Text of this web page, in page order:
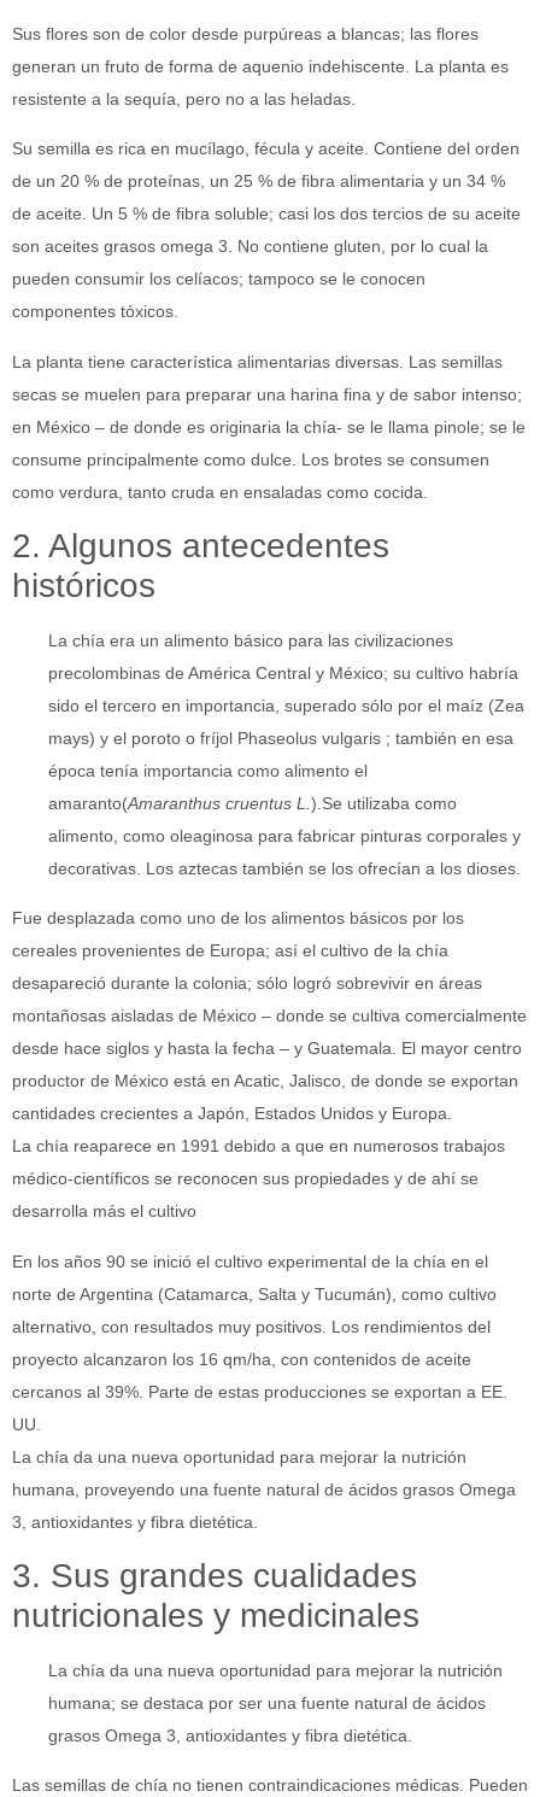
Sus flores son de color desde purpúreas a blancas; las flores
generan un fruto de forma de aquenio indehiscente. La planta es
resistente a la sequía, pero no a las heladas.
Su semilla es rica en mucílago, fécula y aceite. Contiene del orden
de un 20 % de proteínas, un 25 % de fibra alimentaria y un 34 %
de aceite. Un 5 % de fibra soluble; casi los dos tercios de su aceite
son aceites grasos omega 3. No contiene gluten, por lo cual la
pueden consumir los celíacos; tampoco se le conocen
componentes tóxicos.
La planta tiene característica alimentarias diversas. Las semillas
secas se muelen para preparar una harina fina y de sabor intenso;
en México – de donde es originaria la chía- se le llama pinole; se le
consume principalmente como dulce. Los brotes se consumen
como verdura, tanto cruda en ensaladas como cocida.
2. Algunos antecedentes
históricos
La chía era un alimento básico para las civilizaciones
precolombinas de América Central y México; su cultivo habría
sido el tercero en importancia, superado sólo por el maíz (Zea
mays) y el poroto o fríjol Phaseolus vulgaris ; también en esa
época tenía importancia como alimento el
amaranto(Amaranthus cruentus L. ).Se utilizaba como
alimento, como oleaginosa para fabricar pinturas corporales y
decorativas. Los aztecas también se los ofrecían a los dioses.
Fue desplazada como uno de los alimentos básicos por los
cereales provenientes de Europa; así el cultivo de la chía
desapareció durante la colonia; sólo logró sobrevivir en áreas
montañosas aisladas de México – donde se cultiva comercialmente
desde hace siglos y hasta la fecha – y Guatemala. El mayor centro
productor de México está en Acatic, Jalisco, de donde se exportan
cantidades crecientes a Japón, Estados Unidos y Europa.
La chía reaparece en 1991 debido a que en numerosos trabajos
médico-científicos se reconocen sus propiedades y de ahí se
desarrolla más el cultivo
En los años 90 se inició el cultivo experimental de la chía en el
norte de Argentina (Catamarca, Salta y Tucumán), como cultivo
alternativo, con resultados muy positivos. Los rendimientos del
proyecto alcanzaron los 16 qm/ha, con contenidos de aceite
cercanos al 39%. Parte de estas producciones se exportan a EE.
UU.
La chía da una nueva oportunidad para mejorar la nutrición
humana, proveyendo una fuente natural de ácidos grasos Omega
3, antioxidantes y fibra dietética.
3. Sus grandes cualidades
nutricionales y medicinales
La chía da una nueva oportunidad para mejorar la nutrición
humana; se destaca por ser una fuente natural de ácidos
grasos Omega 3, antioxidantes y fibra dietética.
Las semillas de chía no tienen contraindicaciones médicas. Pueden